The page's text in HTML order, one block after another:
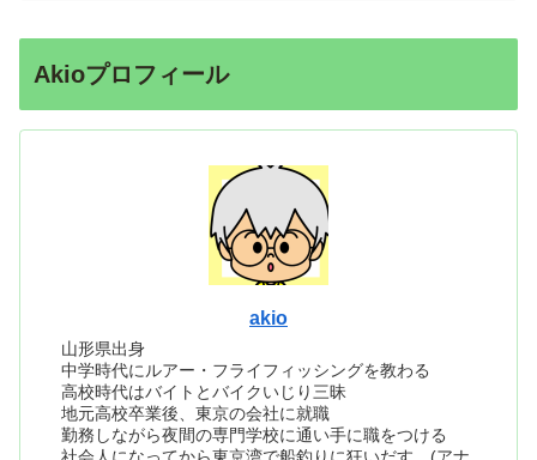
Akioプロフィール
akio
山形県出身
中学時代にルアー・フライフィッシングを教わる
高校時代はバイトとバイクいじり三昧
地元高校卒業後、東京の会社に就職
勤務しながら夜間の専門学校に通い手に職をつける